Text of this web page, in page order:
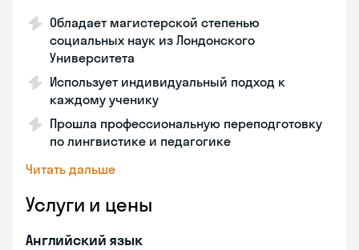
Обладает магистерской степенью
социальных наук из Лондонского
Университета
Использует индивидуальный подход к
каждому ученику
Прошла профессиональную переподготовку
по лингвистике и педагогике
Читать дальше
Услуги и цены
Английский язык